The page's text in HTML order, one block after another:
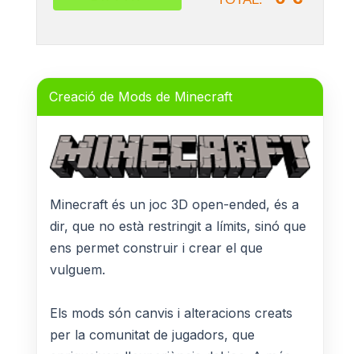
Creació de Mods de Minecraft
Minecraft és un joc 3D open-ended, és a
dir, que no està restringit a límits, sinó que
ens permet construir i crear el que
vulguem.
Els mods són canvis i alteracions creats
per la comunitat de jugadors, que